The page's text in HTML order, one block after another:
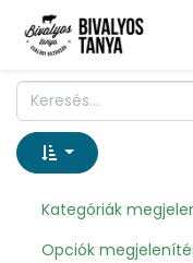
Kategóriák
Opciók